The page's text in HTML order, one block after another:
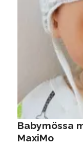
Babymössa
MaxiMo